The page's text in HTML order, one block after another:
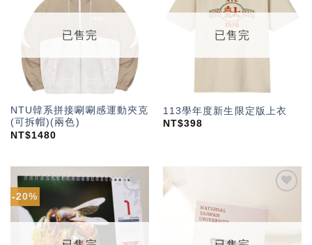
望輕
已售完
NTU韓系拼接唰唰感運動夾克
(可拆帽)(兩色)
NT$1480
「願
望輕
已售完
113學年度新生限定版上衣
NT$398
-20%
加入
「願
望輕
望輕